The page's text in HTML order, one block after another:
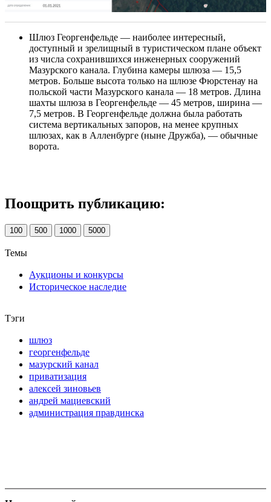
Шлюз Георгенфельде — наиболее интересный,
доступный и зрелищный в туристическом плане объект
из числа сохранившихся инженерных сооружений
Мазурского канала. Глубина камеры шлюза — 15,5
метров. Больше высота только на шлюзе Фюрстенау на
польской части Мазурского канала — 18 метров. Длина
шахты шлюза в Георгенфельде — 45 метров, ширина —
7,5 метров. В Георгенфельде должна была работать
система вертикальных запоров, на менее крупных
шлюзах, как в Алленбурге (ныне Дружба), — обычные
ворота.
Поощрить публикацию:
100 500 1000 5000
Темы
Аукционы и конкурсы
Историческое наследие
Тэги
шлюз
георгенфельде
мазурский канал
приватизация
алексей зиновьев
андрей мациевский
администрация правдинска